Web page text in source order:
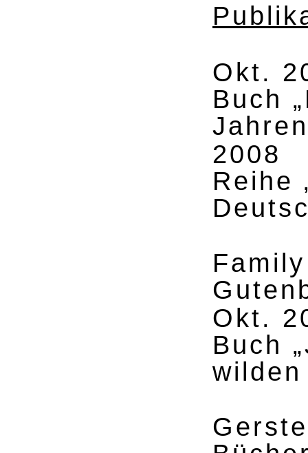
Okt.
Buch
2008
Reihe
Okt.
Buch
wilden